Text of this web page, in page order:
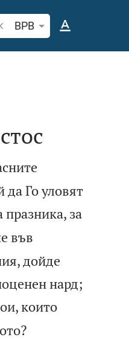
стих или дума в
BPB
Го уловят
празника, за
във
дойде
нард;
които
